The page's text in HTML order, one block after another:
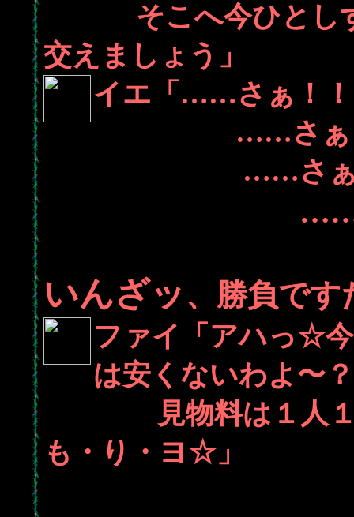
そこへ今ひとしず
交えましょう」
イエ「……さぁ！！
……さぁ
……さぁ！
……
いんざッ 、勝負です
ファイ「アハっ☆
は安くないわよ〜？
見物料は１人１万
も・り・ヨ☆」